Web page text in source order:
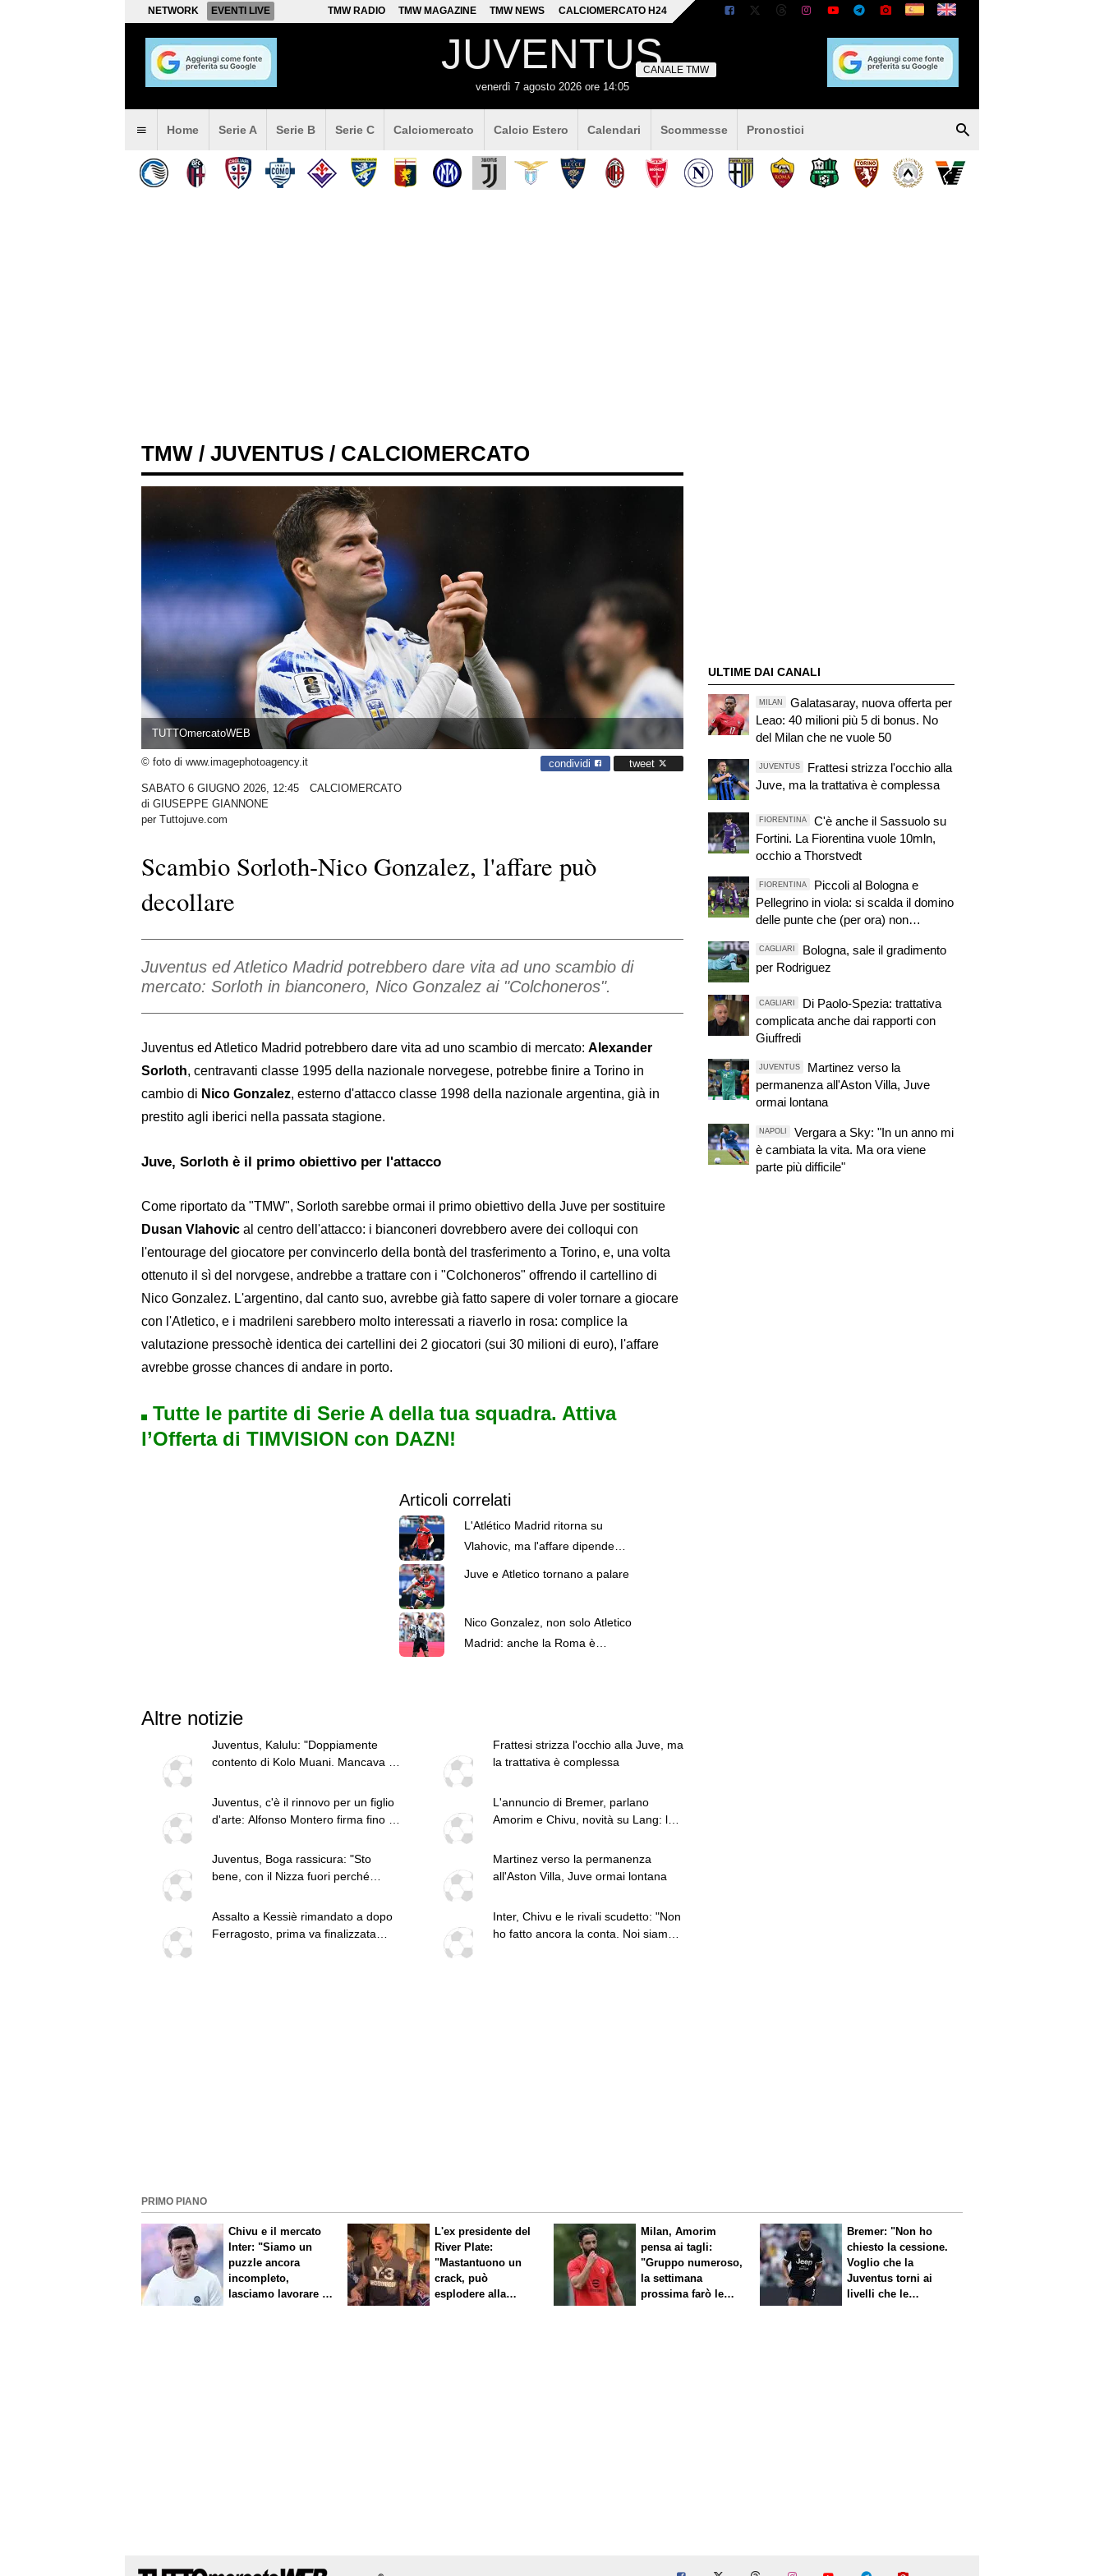
NETWORK EVENTI LIVE TMW RADIO TMW MAGAZINE TMW NEWS CALCIOMERCATO H24
JUVENTUS
venerdì 7 agosto 2026 ore 14:05
CANALE TMW
Home Serie A Serie B Serie C Calciomercato Calcio Estero Calendari Scommesse Pronostici
TMW / JUVENTUS / CALCIOMERCATO
TUTTOmercatoWEB
© foto di www.imagephotoagency.it condividi tweet
SABATO 6 GIUGNO 2026, 12:45
CALCIOMERCATO
di GIUSEPPE GIANNONE
per Tuttojuve.com
Scambio Sorloth-Nico Gonzalez, l'affare può
decollare
Juventus ed Atletico Madrid potrebbero dare vita ad uno scambio di
mercato: Sorloth in bianconero, Nico Gonzalez ai "Colchoneros".
Juventus ed Atletico Madrid potrebbero dare vita ad uno scambio di mercato: Alexander
Sorloth, centravanti classe 1995 della nazionale norvegese, potrebbe finire a Torino in
cambio di Nico Gonzalez, esterno d'attacco classe 1998 della nazionale argentina, già in
prestito agli iberici nella passata stagione.
Juve, Sorloth è il primo obiettivo per l'attacco
Come riportato da "TMW", Sorloth sarebbe ormai il primo obiettivo della Juve per sostituire
Dusan Vlahovic al centro dell'attacco: i bianconeri dovrebbero avere dei colloqui con
l'entourage del giocatore per convincerlo della bontà del trasferimento a Torino, e, una volta
ottenuto il sì del norvgese, andrebbe a trattare con i "Colchoneros" offrendo il cartellino di
Nico Gonzalez. L'argentino, dal canto suo, avrebbe già fatto sapere di voler tornare a giocare
con l'Atletico, e i madrileni sarebbero molto interessati a riaverlo in rosa: complice la
valutazione pressochè identica dei cartellini dei 2 giocatori (sui 30 milioni di euro), l'affare
avrebbe grosse chances di andare in porto.
Tutte le partite di Serie A della tua squadra. Attiva
l’Offerta di TIMVISION con DAZN!
Articoli correlati
L'Atlético Madrid ritorna su
Vlahovic, ma l'affare dipende
anche da Sorloth
Juve e Atletico tornano a palare
Nico Gonzalez, non solo Atletico
Madrid: anche la Roma è
Altre notizie
Juventus, Kalulu: "Doppiamente
contento di Kolo Muani. Mancava un
Frattesi strizza l'occhio alla Juve, ma
la trattativa è complessa
Juventus, c'è il rinnovo per un figlio
d'arte: Alfonso Montero firma fino al
L'annuncio di Bremer, parlano
Amorim e Chivu, novità su Lang: le
Juventus, Boga rassicura: "Sto
bene, con il Nizza fuori perché
Martinez verso la permanenza
all'Aston Villa, Juve ormai lontana
Assalto a Kessiè rimandato a dopo
Ferragosto, prima va finalizzata
Inter, Chivu e le rivali scudetto: "Non
ho fatto ancora la conta. Noi siamo
ULTIME DAI CANALI
MILAN
Galatasaray, nuova offerta per
Leao: 40 milioni più 5 di bonus. No
del Milan che ne vuole 50
JUVENTUS
Frattesi strizza l'occhio alla
Juve, ma la trattativa è complessa
FIORENTINA
C'è anche il Sassuolo su
Fortini. La Fiorentina vuole 10mln,
occhio a Thorstvedt
FIORENTINA
Piccoli al Bologna e
Pellegrino in viola: si scalda il domino
delle punte che (per ora) non
CAGLIARI
Bologna, sale il gradimento
per Rodriguez
CAGLIARI
Di Paolo-Spezia: trattativa
complicata anche dai rapporti con
Giuffredi
JUVENTUS
Martinez verso la
permanenza all'Aston Villa, Juve
ormai lontana
NAPOLI
Vergara a Sky: "In un anno mi
è cambiata la vita. Ma ora viene
parte più difficile"
PRIMO PIANO
Chivu e il mercato
Inter: "Siamo un
puzzle ancora
incompleto,
lasciamo lavorare i
L'ex presidente del
River Plate:
"Mastantuono un
crack, può
esplodere alla
Milan, Amorim
pensa ai tagli:
"Gruppo numeroso,
la settimana
prossima farò le
Bremer: "Non ho
chiesto la cessione.
Voglio che la
Juventus torni ai
livelli che le